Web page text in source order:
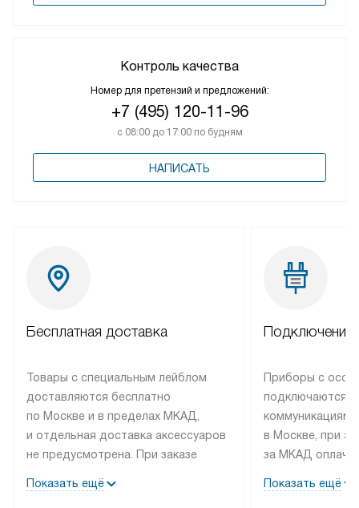
Контроль качества
Номер для претензий и предложений:
+7 (495) 120-11-96
с 08:00 до 17:00 по будням
НАПИСАТЬ
Бесплатная доставка
Товары с специальным лейблом
доставляются бесплатно
по Москве и в пределах МКАД,
и отдельная доставка аксессуаров
не предусмотрена. При заказе
рекомендуем обсудить
Показать ещё
Подключение
Приборы с
подключаются к
коммуникациям
в Москве, при
за МКАД
партнера
Показать ещё